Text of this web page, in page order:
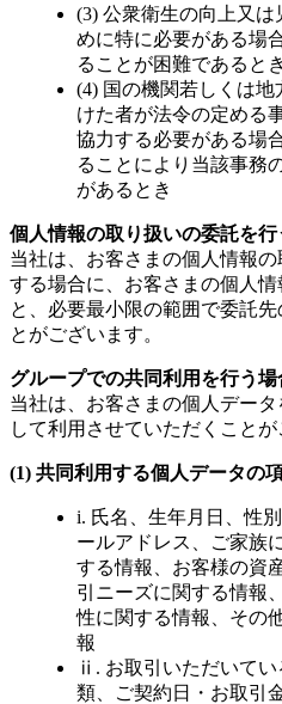
(3) 公衆衛生の向上又
めに特に必要がある場
ることが困難であるとき
(4) 国の機関若しくは
けた者が法令の定める
協力する必要がある場
ることにより当該事務
があるとき
個人情報の取り扱いの委託を行
当社は、お客さまの個人情報
する場合に、お客さまの個人
と、必要最小限の範囲で委託
とがございます。
グループでの共同利用を行う場
当社は、お客さまの個人デー
して利用させていただくことが
(1) 共同利用する個人データの
i. 氏名、生年月日、性
ールアドレス、ご家族
する情報、お客様の資
引ニーズに関する情報
性に関する情報、その
報
ⅱ. お取引いただいて
類、ご契約日・お取引